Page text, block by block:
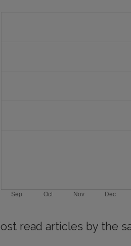
read articles by the